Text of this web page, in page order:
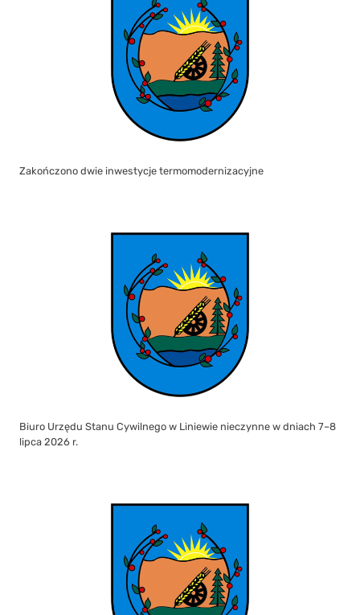
Zakończono dwie inwestycje termomodernizacyjne
Biuro Urzędu Stanu Cywilnego w Liniewie nieczynne w dniach 7–8
lipca 2026 r.